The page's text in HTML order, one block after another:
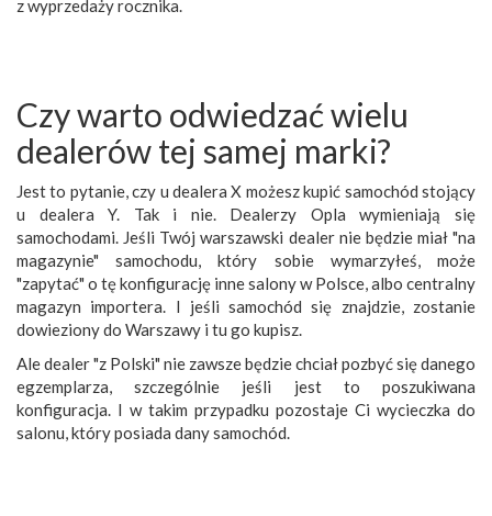
z wyprzedaży rocznika.
Czy warto odwiedzać wielu
dealerów tej samej marki?
Jest to pytanie, czy u dealera X możesz kupić samochód stojący
u dealera Y. Tak i nie. Dealerzy Opla wymieniają się
samochodami. Jeśli Twój warszawski dealer nie będzie miał "na
magazynie" samochodu, który sobie wymarzyłeś, może
"zapytać" o tę konfigurację inne salony w Polsce, albo centralny
magazyn importera. I jeśli samochód się znajdzie, zostanie
dowieziony do Warszawy i tu go kupisz.
Ale dealer "z Polski" nie zawsze będzie chciał pozbyć się danego
egzemplarza, szczególnie jeśli jest to poszukiwana
konfiguracja. I w takim przypadku pozostaje Ci wycieczka do
salonu, który posiada dany samochód.